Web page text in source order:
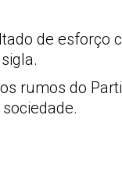
de esforço
rumos do